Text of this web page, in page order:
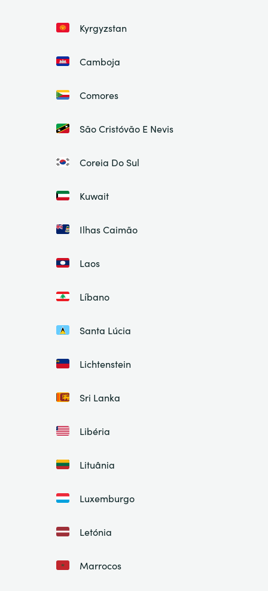
Kyrgyzstan
Camboja
Comores
São Cristóvão E Nevis
Coreia Do Sul
Kuwait
Ilhas Caimão
Laos
Líbano
Santa Lúcia
Lichtenstein
Sri Lanka
Libéria
Lituânia
Luxemburgo
Letónia
Marrocos